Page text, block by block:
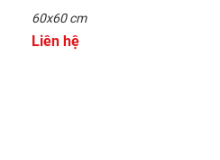
60x60 cm
Liên hệ